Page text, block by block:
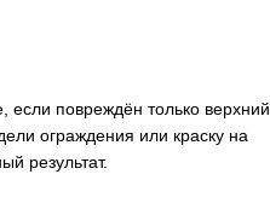
если повреждён только верхний
ограждения или краску на
результат.